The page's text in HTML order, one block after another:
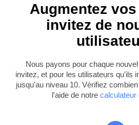
Augmentez
invitez de
Nous payons pour chaque
invitez, et pour les utilisateurs qu'ils
jusqu'au niveau 10. Vérifiez
l'aide de notre calculateur